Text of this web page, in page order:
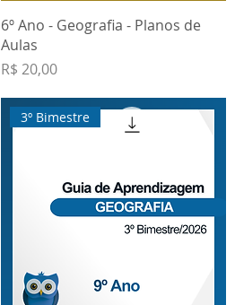
6º Ano - Geografia - Planos de
Aulas
Preço
R$ 20,00
3º Bimestre